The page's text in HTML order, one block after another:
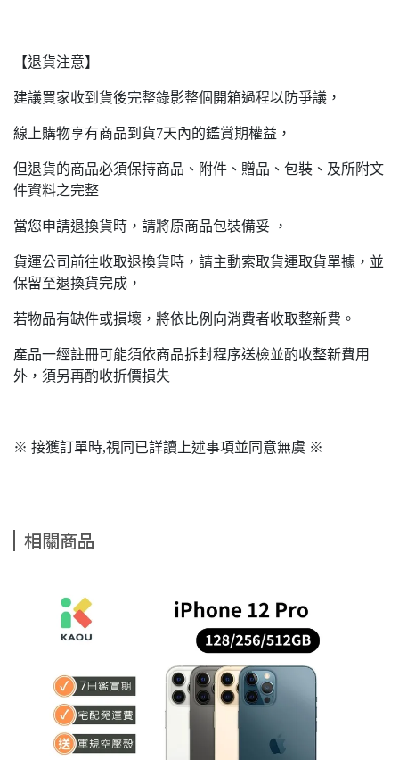
【退貨注意】
建議買家收到貨後完整錄影整個開箱過程以防爭議，
線上購物享有商品到貨7天內的鑑賞期權益，
但退貨的商品必須保持商品、附件、贈品、包裝、及所附文
件資料之完整
當您申請退換貨時，請將原商品包裝備妥 ，
貨運公司前往收取退換貨時，請主動索取貨運取貨單據，並
保留至退換貨完成，
若物品有缺件或損壞，將依比例向消費者收取整新費。
產品一經註冊可能須依商品拆封程序送檢並酌收整新費用
外，須另再酌收折價損失
※ 接獲訂單時,視同已詳讀上述事項並同意無虞 ※
相關商品